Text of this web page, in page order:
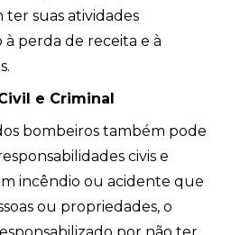
ter suas atividades
perda de receita e à
e Criminal
bombeiros também pode
civis e
incêndio ou acidente que
ou propriedades, o